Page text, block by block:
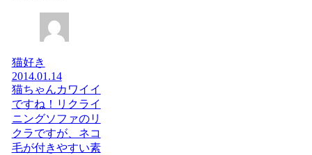
猫好き
2014.01.14
猫ちゃんカワイイ
ですね！リクライ
ニングソファのリ
クラですが、ネコ
毛が付きやすい素